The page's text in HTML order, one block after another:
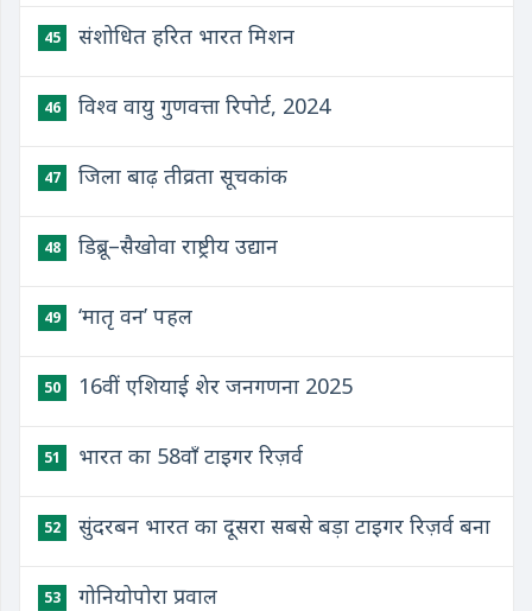
45 संशोधित हरित भारत मिशन
46 विश्व वायु गुणवत्ता रिपोर्ट, 2024
47 जिला बाढ़ तीव्रता सूचकांक
48 डिब्रू–सैखोवा राष्ट्रीय उद्यान
49 ‘मातृ वन’ पहल
50 16वीं एशियाई शेर जनगणना 2025
51 भारत का 58वाँ टाइगर रिज़र्व
52 सुंदरबन भारत का दूसरा सबसे बड़ा टाइगर रिज़र्व बना
53 गोनियोपोरा प्रवाल